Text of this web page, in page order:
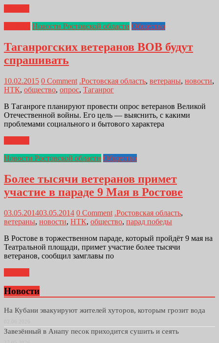
Новости Ростовской области Общество
Таганрогских ветеранов ВОВ будут
спрашивать
10.02.2015 0 Comment .Ростовская область, ветераны, новости,
НТК, общество, опрос, Таганрог
В Таганроге планируют провести опрос ветеранов Великой
Отечественной войны. Его цель — выяснить, с какими
проблемами социального и бытового характера
Новости Ростовской области Общество
Более тысячи ветеранов примет
участие в параде 9 Мая в Ростове
03.05.201403.05.2014 0 Comment .Ростовская область,
ветераны, новости, НТК, общество, парад победы
В Ростове в торжественном параде, который пройдёт 9 мая на
Театральной площади, примет участие более тысячи
ветеранов, сообщил замглавы по
Новости
На Кубани эвакуируют жителей хуторов, которым грозит вода
Завезённый в Анапу песок приходится сушить и сеять